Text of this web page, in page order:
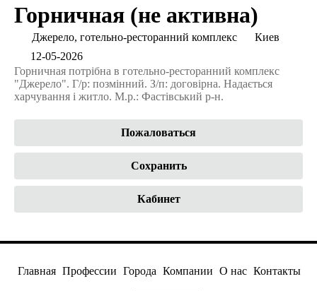
Горничная (не активна)
Джерело, готельно-ресторанний комплекс
Киев
12-05-2026
Горничная потрібна в готельно-ресторанний комплекс
"Джерело". Г/р: позмінний. З/п: договірна. Надається
харчування і житло. М.р.: Фастівський р-н.
Пожаловаться
Сохранить
Кабинет
Главная Профессии Города Компании О нас Контакты